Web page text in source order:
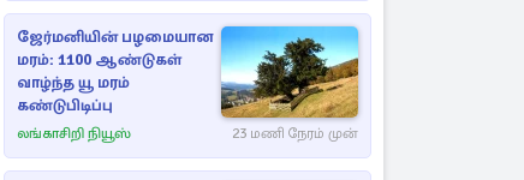
ஜேர்மனியின் பழமையான
மரம்: 1100 ஆண்டுகள்
வாழ்ந்த யூ மரம்
கண்டுபிடிப்பு
லங்காசிறி நியூஸ் 23 மணி நேரம் முன்